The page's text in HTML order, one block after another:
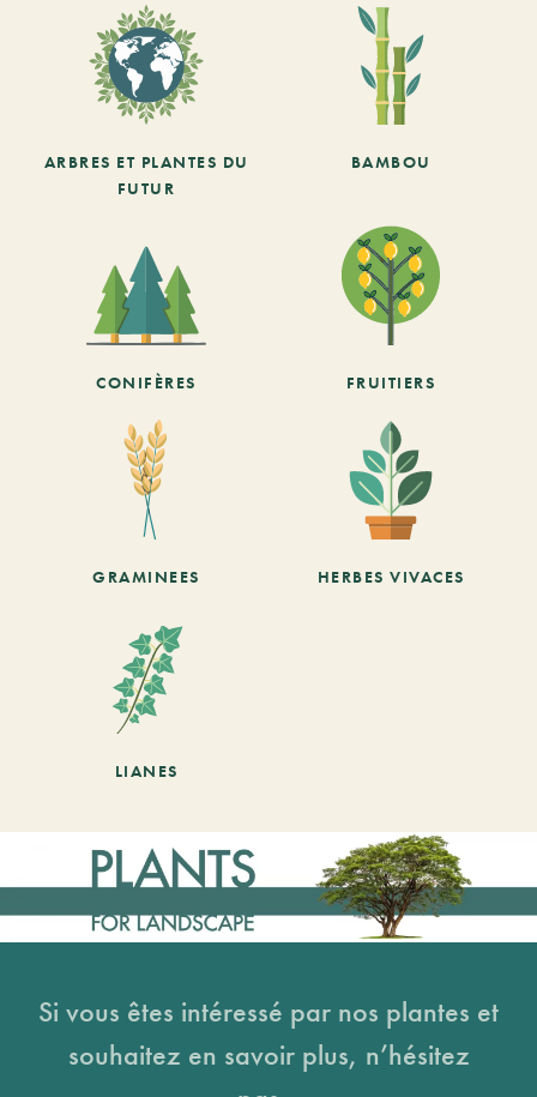
ARBRES ET PLANTES DU
FUTUR
BAMBOU
CONIFÈRES FRUITIERS
GRAMINEES HERBES VIVACES
LIANES
Si vous êtes intéressé par nos plantes et
souhaitez en savoir plus, n’hésitez